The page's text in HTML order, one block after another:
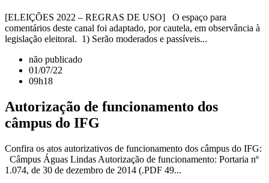
[ELEIÇÕES 2022 – REGRAS DE USO] O espaço para
comentários deste canal foi adaptado, por cautela, em observância à
legislação eleitoral. 1) Serão moderados e passíveis...
não publicado
01/07/22
09h18
Autorização de funcionamento dos
câmpus do IFG
Confira os atos autorizativos de funcionamento dos câmpus do IFG:
Câmpus Águas Lindas Autorização de funcionamento: Portaria nº
1.074, de 30 de dezembro de 2014 (.PDF 49...